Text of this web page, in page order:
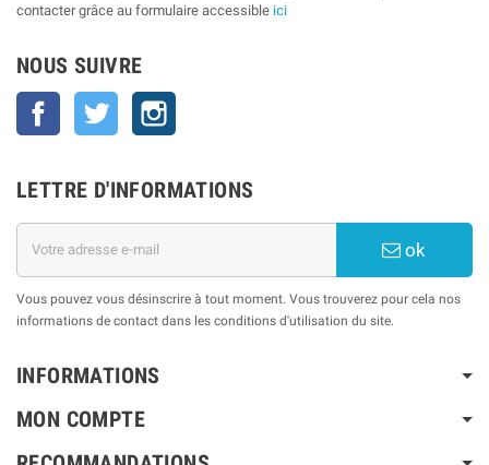
contacter grâce au formulaire accessible ici
NOUS SUIVRE
Facebook Twitter
LETTRE D'INFORMATIONS
ok
Vous pouvez vous désinscrire à tout moment. Vous trouverez pour cela nos
informations de contact dans les conditions d'utilisation du site.
INFORMATIONS
MON COMPTE